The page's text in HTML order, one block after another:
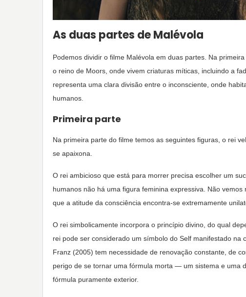
As duas partes de Malévola
Podemos dividir o filme Malévola em duas partes. Na
o reino de Moors, onde vivem criaturas míticas, incluindo a
representa uma clara divisão entre o inconsciente, onde
humanos.
Primeira parte
Na primeira parte do filme temos as seguintes figuras, o rei
se apaixona.
O rei ambicioso que está para morrer precisa escolher um
humanos não há uma figura feminina expressiva. Não
que a atitude da consciência encontra-se extremamente
O rei simbolicamente incorpora o princípio divino, do qual
rei pode ser considerado um símbolo do Self manifestado na
Franz (2005) tem necessidade de renovação constante, de
perigo de se tornar uma fórmula morta — um sistema e uma
fórmula puramente exterior.